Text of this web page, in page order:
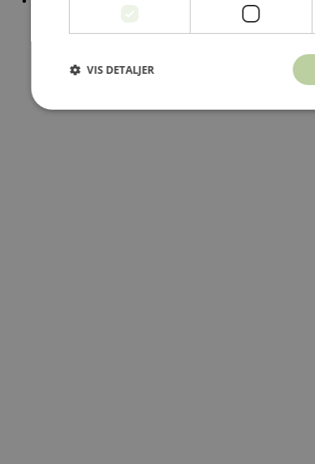
VIS DETALJER